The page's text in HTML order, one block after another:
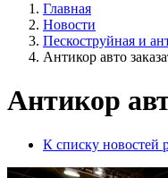
Главная
Новости
Пескоструйная и
Антикор авто
Антикор
К списку новостей